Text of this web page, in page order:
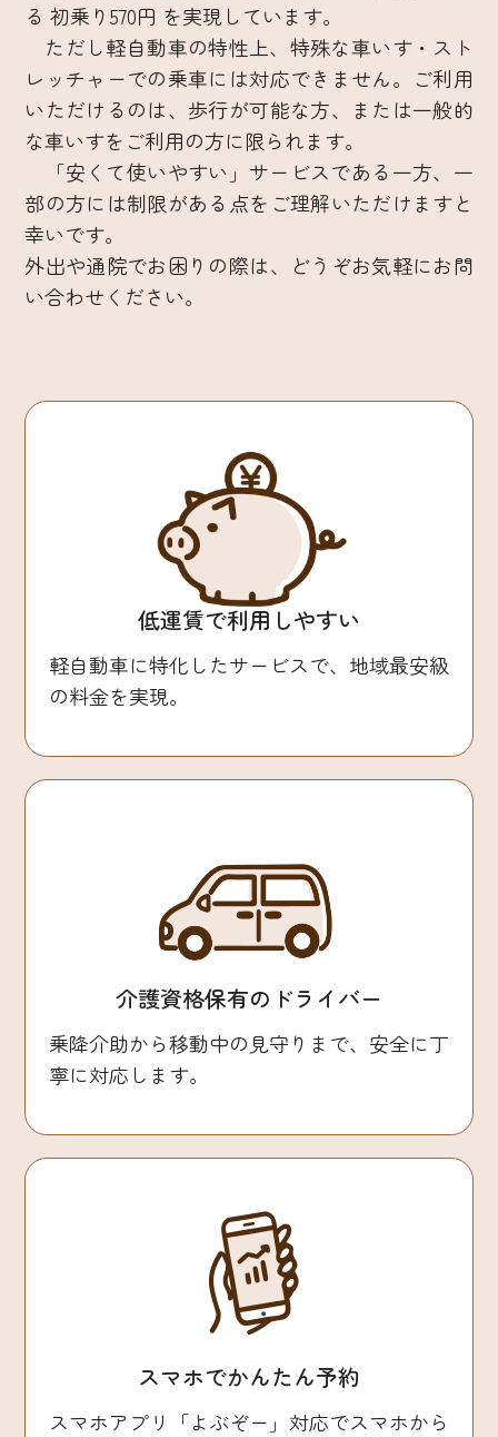
る 初乗り570円 を実現しています。
ただし軽自動車の特性上、特殊な車いす・スト
レッチャーでの乗車には対応できません。ご利用
いただけるのは、歩行が可能な方、または一般的
な車いすをご利用の方に限られます。
「安くて使いやすい」サービスである一方、一
部の方には制限がある点をご理解いただけますと
幸いです。
外出や通院でお困りの際は、どうぞお気軽にお問
い合わせください。
低運賃で利用しやすい
軽自動車に特化したサービスで、地域最安級
の料金を実現。
介護資格保有のドライバー
乗降介助から移動中の見守りまで、安全に丁
寧に対応します。
スマホでかんたん予約
スマホアプリ「よぶぞー」対応でスマホから